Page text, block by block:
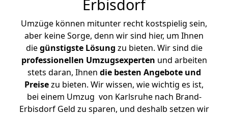
Erbisdorf
Umzüge können mitunter recht kostspielig sein,
aber keine Sorge, denn wir sind hier, um Ihnen
diegünstigste Lösung zu bieten. Wir sind die
professionellen Umzugsexperten und arbeiten
stets daran, Ihnen die besten Angebote und
Preisezu bieten. Wir wissen, wie wichtig es ist,
bei einem Umzug von Karlsruhe nach Brand-
Erbisdorf Geld zu sparen, und deshalb setzen wir